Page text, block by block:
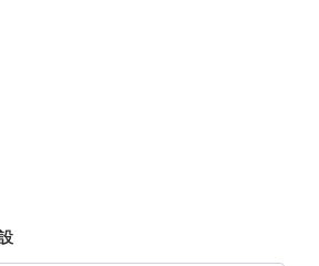
野市・羽村市 (8)
尾市・志木市 (6)
城市・豊田市・岡崎市 (12)
阪市・桑名市 (8)
摩市 (3)
市 (61)
田市 ・高槻市・茨木市 (15)
屋川市・岸和田市・守口市 (5)
屋市 (15)
石市・伊丹市 (8)
川西市 (4)
治市 (16)
原市・生駒市・生駒郡 (21)